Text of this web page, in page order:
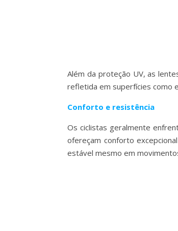
Além da proteção UV, as
refletida em superfícies como
Conforto e resistência
Os ciclistas geralmente
ofereçam conforto
estável mesmo em